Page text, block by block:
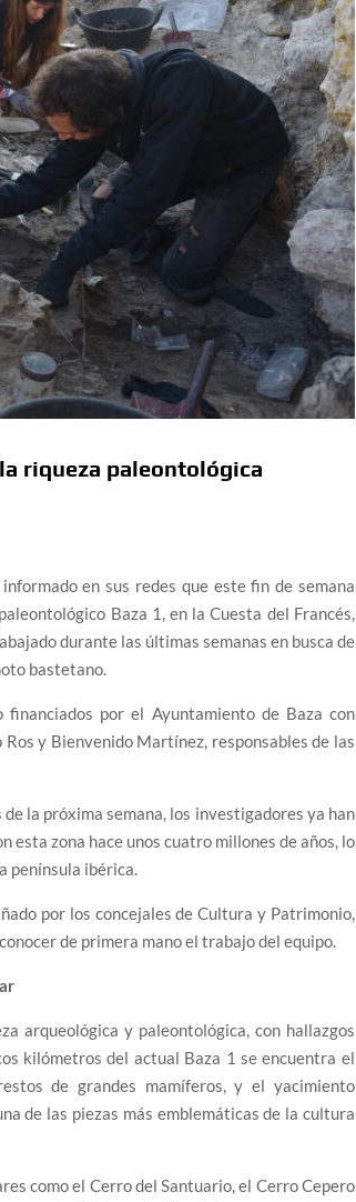
riqueza paleontológica
en sus redes que este fin de semana
Baza 1, en la Cuesta del Francés,
durante las últimas semanas en busca de
bastetano.
por el Ayuntamiento de Baza con
y Bienvenido Martínez, responsables de las
la próxima semana, los investigadores ya han
esta zona hace unos cuatro millones de años, lo
península ibérica.
por los concejales de Cultura y Patrimonio,
de primera mano el trabajo del equipo.
arqueológica y paleontológica, con hallazgos
kilómetros del actual Baza 1 se encuentra el
de grandes mamíferos, y el yacimiento
de las piezas más emblemáticas de la cultura
como el Cerro del Santuario, el Cerro Cepero